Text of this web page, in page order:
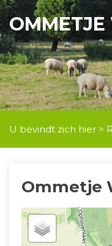
OMMETJE
U bevindt zich hier >
Ommetje